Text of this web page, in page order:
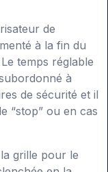
de
à la fin du
temps réglable
à
de sécurité et il
“stop” ou en cas
grille pour le